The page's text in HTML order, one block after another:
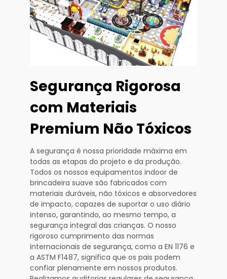
Segurança Rigorosa
com Materiais
Premium Não Tóxicos
A segurança é nossa prioridade máxima em
todas as etapas do projeto e da produção.
Todos os nossos equipamentos indoor de
brincadeira suave são fabricados com
materiais duráveis, não tóxicos e absorvedores
de impacto, capazes de suportar o uso diário
intenso, garantindo, ao mesmo tempo, a
segurança integral das crianças. O nosso
rigoroso cumprimento das normas
internacionais de segurança, como a EN 1176 e
a ASTM F1487, significa que os pais podem
confiar plenamente em nossos produtos.